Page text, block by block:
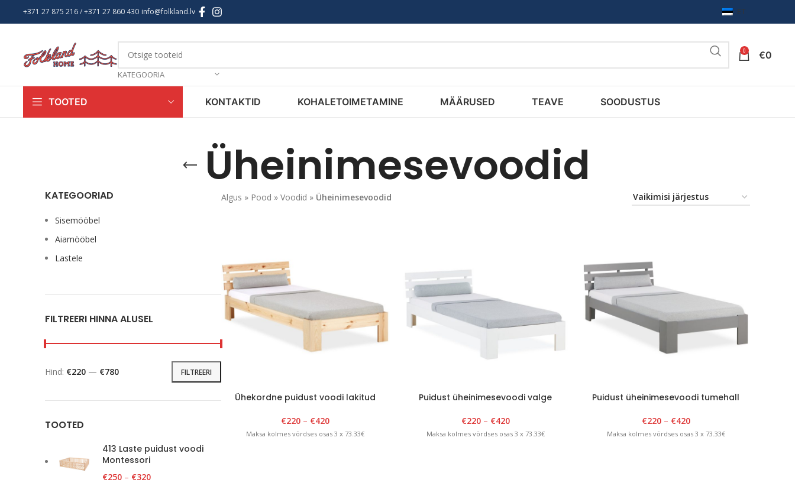
+371 27 875 216/ +371 27 860 430 info@folkland.lv ET
KATEGOORIA
0 €0
TOOTED KONTAKTID KOHALETOIMETAMINE MÄÄRUSED TEAVE SOODUSTUS
Üheinimesevoodid
KATEGOORIAD
Sisemööbel
Aiamööbel
Lastele
FILTREERI HINNA ALUSEL
FILTREERI
Hind: €220 — €780
TOOTED
413 Laste puidust voodi
Montessori
€250 – €320
Algus » Pood » Voodid » Üheinimesevoodid
Ühekordne puidust voodi lakitud
€220 – €420
Maksa kolmes võrdses osas 3 x 73.33€
Puidust üheinimesevoodi valge
€220– €420
Maksa kolmes võrdses osas 3 x 73.33€
Puidust üheinimesevoodi tumehall
€220– €420
Maksa kolmes võrdses osas 3 x 73.33€